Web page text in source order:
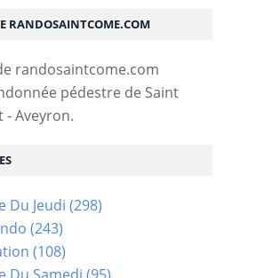
RANDOSAINTCOME.COM
pédestre de Saint
- Aveyron.
Du Jeudi (298)
(243)
(108)